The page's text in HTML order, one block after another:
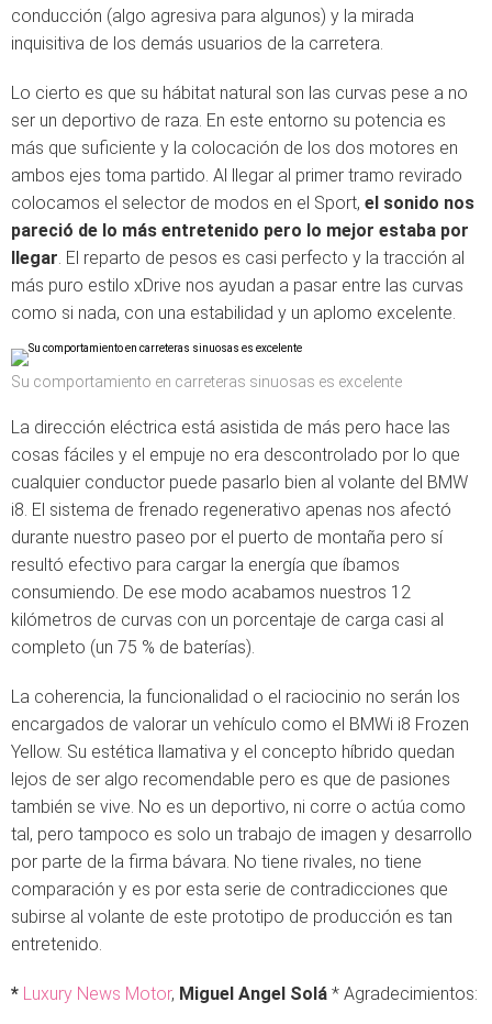
conducción (algo agresiva para algunos) y la mirada
inquisitiva de los demás usuarios de la carretera.
Lo cierto es que su hábitat natural son las curvas pese a no
ser un deportivo de raza. En este entorno su potencia es
más que suficiente y la colocación de los dos motores en
ambos ejes toma partido. Al llegar al primer tramo revirado
colocamos el selector de modos en el Sport, el sonido nos
pareció de lo más entretenido pero lo mejor estaba por
llegar. El reparto de pesos es casi perfecto y la tracción al
más puro estilo xDrive nos ayudan a pasar entre las curvas
como si nada, con una estabilidad y un aplomo excelente.
Su comportamiento en carreteras sinuosas es excelente
La dirección eléctrica está asistida de más pero hace las
cosas fáciles y el empuje no era descontrolado por lo que
cualquier conductor puede pasarlo bien al volante del BMW
i8. El sistema de frenado regenerativo apenas nos afectó
durante nuestro paseo por el puerto de montaña pero sí
resultó efectivo para cargar la energía que íbamos
consumiendo. De ese modo acabamos nuestros 12
kilómetros de curvas con un porcentaje de carga casi al
completo (un 75 % de baterías).
La coherencia, la funcionalidad o el raciocinio no serán los
encargados de valorar un vehículo como el BMWi i8 Frozen
Yellow. Su estética llamativa y el concepto híbrido quedan
lejos de ser algo recomendable pero es que de pasiones
también se vive. No es un deportivo, ni corre o actúa como
tal, pero tampoco es solo un trabajo de imagen y desarrollo
por parte de la firma bávara. No tiene rivales, no tiene
comparación y es por esta serie de contradicciones que
subirse al volante de este prototipo de producción es tan
entretenido.
* Luxury News Motor, Miguel Angel Solá * Agradecimientos: